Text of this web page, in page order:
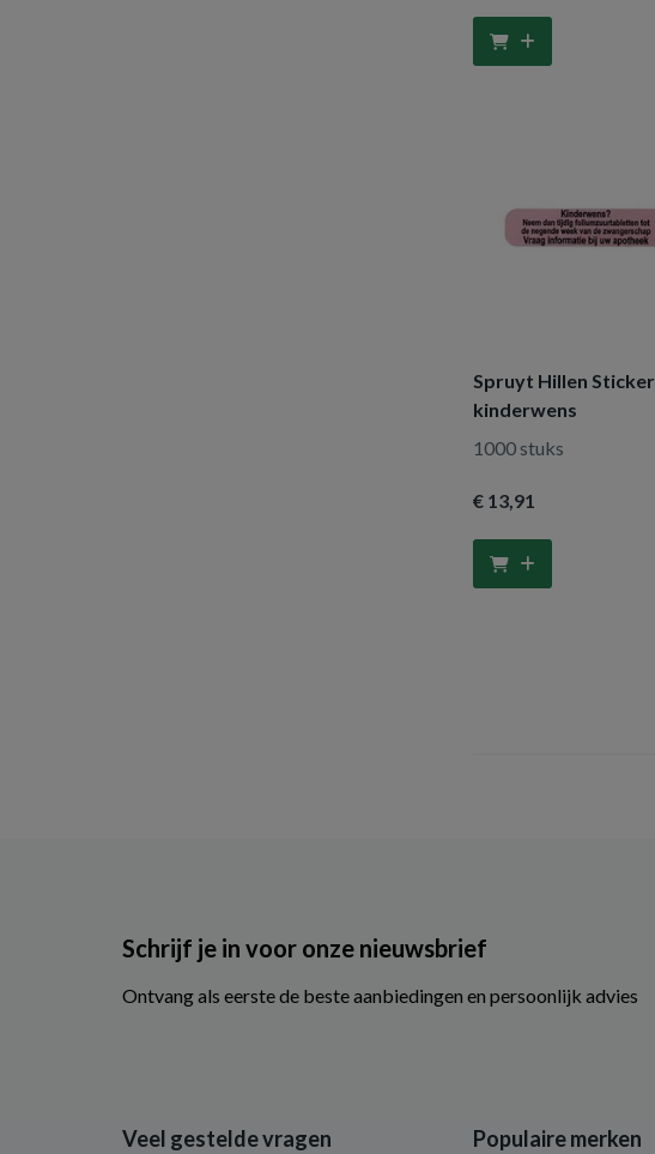
Spruyt Hillen Sticker
kinderwens
1000 stuks
€ 13,91
Schrijf je in voor onze nieuwsbrief
Ontvang als eerste de beste aanbiedingen en persoonlijk advies
Veel gestelde vragen Populaire merken